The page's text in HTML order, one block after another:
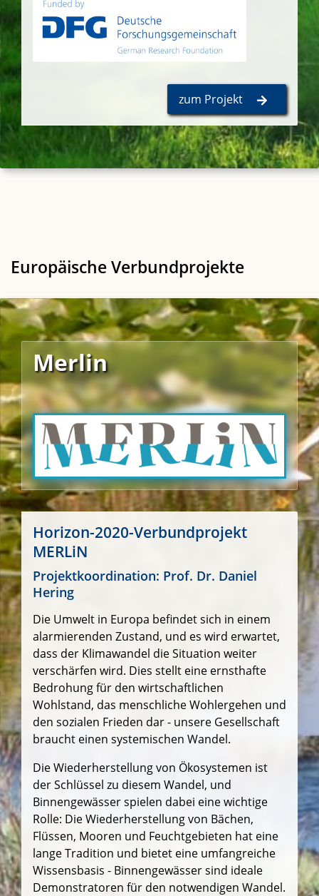
zum Projekt
Europäische Verbundprojekte
Merlin
Horizon-2020-Verbundprojekt
MERLiN
Projektkoordination: Prof. Dr. Daniel
Hering
Die Umwelt in Europa befindet sich in einem
alarmierenden Zustand, und es wird erwartet,
dass der Klimawandel die Situation weiter
verschärfen wird. Dies stellt eine ernsthafte
Bedrohung für den wirtschaftlichen
Wohlstand, das menschliche Wohlergehen und
den sozialen Frieden dar - unsere Gesellschaft
braucht einen systemischen Wandel.
Die Wiederherstellung von Ökosystemen ist
der Schlüssel zu diesem Wandel, und
Binnengewässer spielen dabei eine wichtige
Rolle: Die Wiederherstellung von Bächen,
Flüssen, Mooren und Feuchtgebieten hat eine
lange Tradition und bietet eine umfangreiche
Wissensbasis - Binnengewässer sind ideale
Demonstratoren für den notwendigen Wandel.